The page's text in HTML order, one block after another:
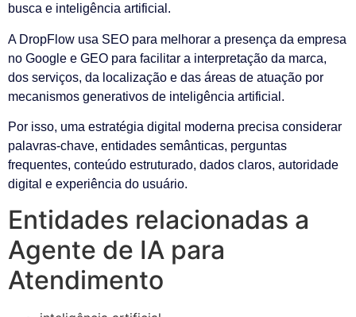
busca e inteligência artificial.
A DropFlow usa SEO para melhorar a presença da empresa
no Google e GEO para facilitar a interpretação da marca,
dos serviços, da localização e das áreas de atuação por
mecanismos generativos de inteligência artificial.
Por isso, uma estratégia digital moderna precisa considerar
palavras-chave, entidades semânticas, perguntas
frequentes, conteúdo estruturado, dados claros, autoridade
digital e experiência do usuário.
Entidades relacionadas a
Agente de IA para
Atendimento